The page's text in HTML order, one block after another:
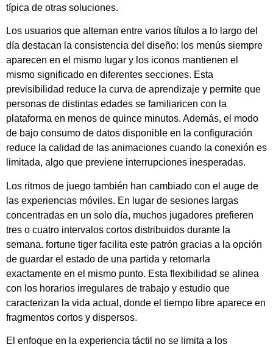
típica de otras soluciones.
Los usuarios que alternan entre varios títulos a lo largo del
día destacan la consistencia del diseño: los menús siempre
aparecen en el mismo lugar y los iconos mantienen el
mismo significado en diferentes secciones. Esta
previsibilidad reduce la curva de aprendizaje y permite que
personas de distintas edades se familiaricen con la
plataforma en menos de quince minutos. Además, el modo
de bajo consumo de datos disponible en la configuración
reduce la calidad de las animaciones cuando la conexión es
limitada, algo que previene interrupciones inesperadas.
Los ritmos de juego también han cambiado con el auge de
las experiencias móviles. En lugar de sesiones largas
concentradas en un solo día, muchos jugadores prefieren
tres o cuatro intervalos cortos distribuidos durante la
semana. fortune tiger facilita este patrón gracias a la opción
de guardar el estado de una partida y retomarla
exactamente en el mismo punto. Esta flexibilidad se alinea
con los horarios irregulares de trabajo y estudio que
caracterizan la vida actual, donde el tiempo libre aparece en
fragmentos cortos y dispersos.
El enfoque en la experiencia táctil no se limita a los